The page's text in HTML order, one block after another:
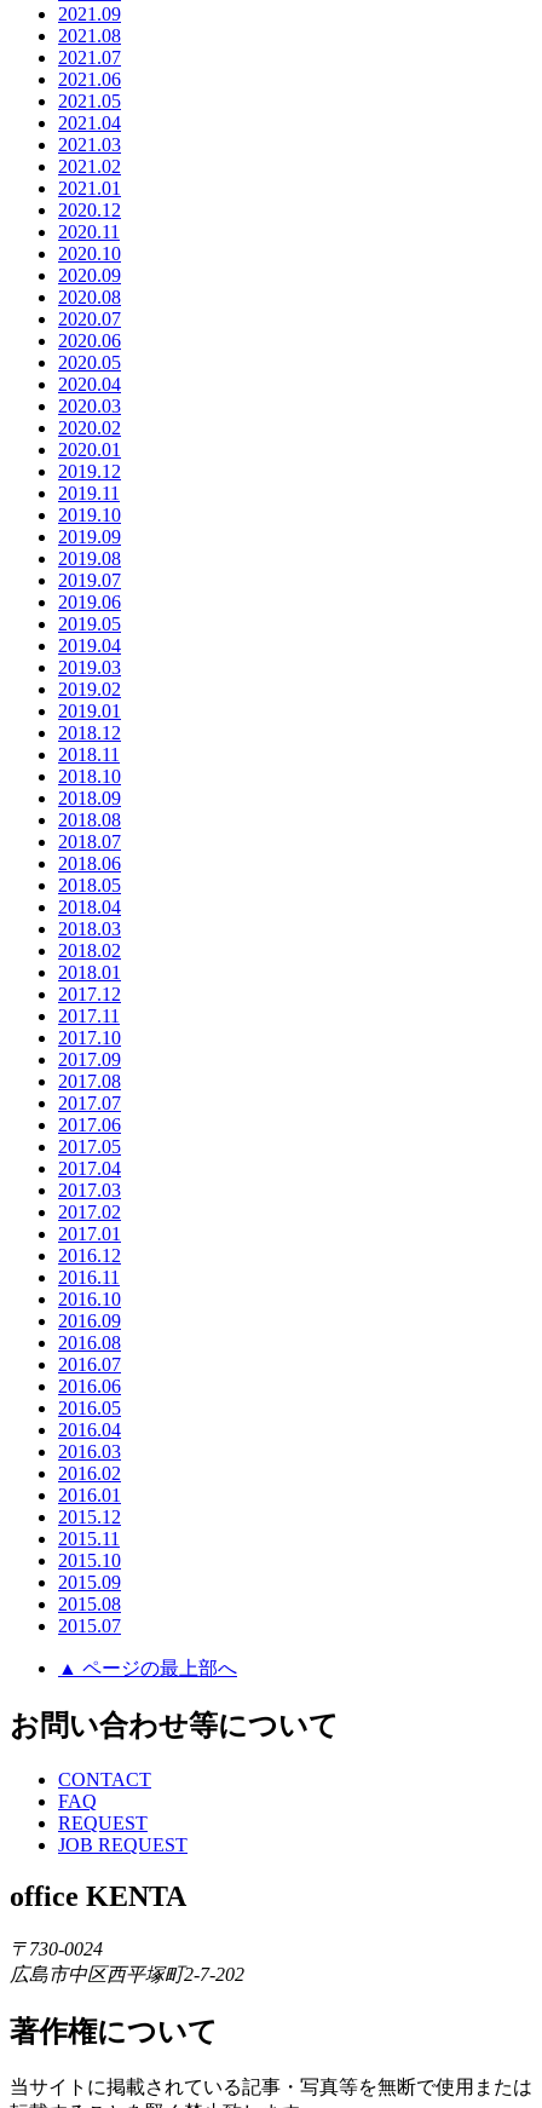
2021.09
2021.08
2021.07
2021.06
2021.05
2021.04
2021.03
2021.02
2021.01
2020.12
2020.11
2020.10
2020.09
2020.08
2020.07
2020.06
2020.05
2020.04
2020.03
2020.02
2020.01
2019.12
2019.11
2019.10
2019.09
2019.08
2019.07
2019.06
2019.05
2019.04
2019.03
2019.02
2019.01
2018.12
2018.11
2018.10
2018.09
2018.08
2018.07
2018.06
2018.05
2018.04
2018.03
2018.02
2018.01
2017.12
2017.11
2017.10
2017.09
2017.08
2017.07
2017.06
2017.05
2017.04
2017.03
2017.02
2017.01
2016.12
2016.11
2016.10
2016.09
2016.08
2016.07
2016.06
2016.05
2016.04
2016.03
2016.02
2016.01
2015.12
2015.11
2015.10
2015.09
2015.08
2015.07
▲ ページの最上部へ
お問い合わせ等について
CONTACT
FAQ
REQUEST
JOB REQUEST
office KENTA
〒730-0024
広島市中区西平塚町2-7-202
著作権について
当サイトに掲載されている記事・写真等を無断で使用または